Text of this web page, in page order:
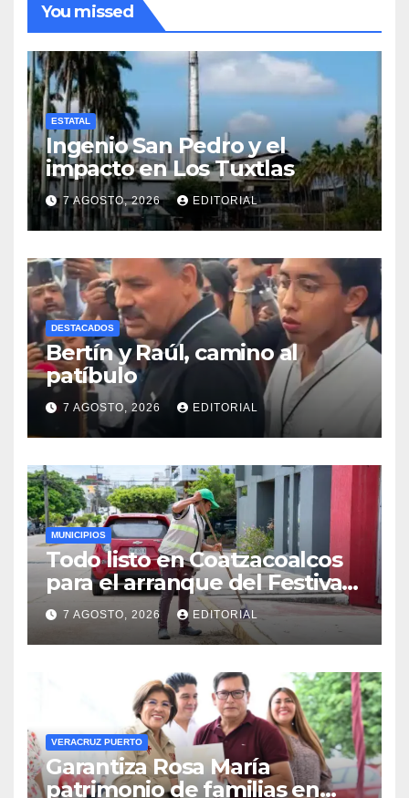
You missed
ESTATAL
Ingenio San Pedro y el
impacto en Los Tuxtlas
7 AGOSTO, 2026 EDITORIAL
DESTACADOS
Bertín y Raúl, camino al
patíbulo
7 AGOSTO, 2026 EDITORIAL
MUNICIPIOS
Todo listo en Coatzacoalcos
para el arranque del Festival
del Mar 2026
7 AGOSTO, 2026 EDITORIAL
VERACRUZ PUERTO
Garantiza Rosa María
patrimonio de familias en